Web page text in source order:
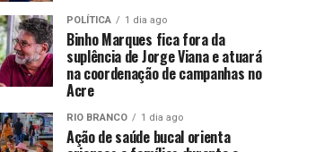
POLÍTICA 1 dia ago
Binho Marques fica fora da
suplência de Jorge Viana e atuará
na coordenação de campanhas no
Acre
RIO BRANCO 1 dia ago
Ação de saúde bucal orienta